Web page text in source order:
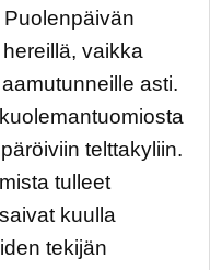
vaikka
asti.
telttakyliin.
tulleet
kuulla
tekijän